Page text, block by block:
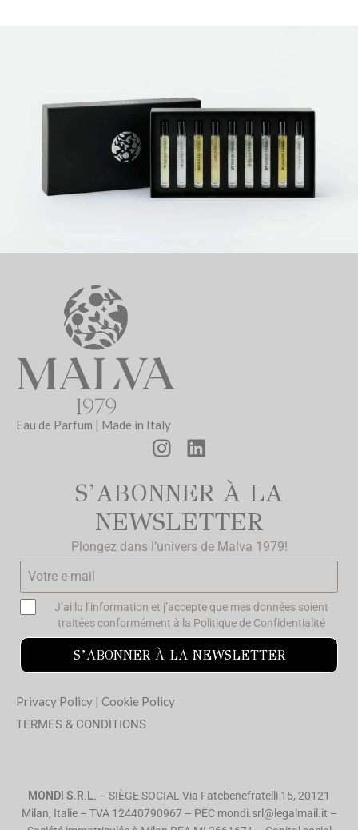
Eau de Parfum | Made in Italy
S’ABONNER À LA
NEWSLETTER
Plongez dans l’univers de Malva 1979!
J’ai lu l’information et j’accepte que mes données soient
traitées conformément à la Politique de Confidentialité
S’ABONNER À LA NEWSLETTER
Privacy Policy | Cookie Policy
TERMES & CONDITIONS
MONDI S.R.L. – SIÈGE SOCIAL Via Fatebenefratelli 15, 20121
Milan, Italie – TVA 12440790967 – PEC mondi.srl@legalmail.it –